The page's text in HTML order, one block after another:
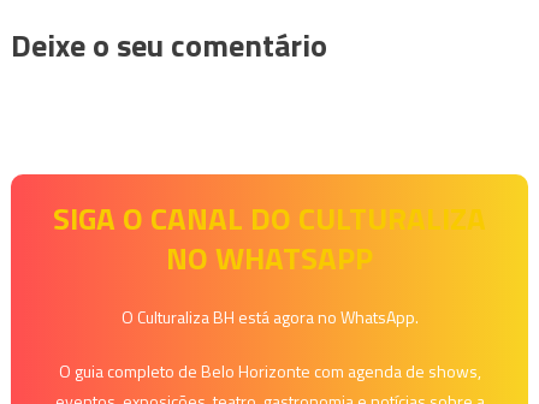
Deixe o seu comentário
SIGA O CANAL DO CULTURALIZA
NO WHATSAPP
O Culturaliza BH está agora no WhatsApp.
O guia completo de Belo Horizonte com agenda de shows,